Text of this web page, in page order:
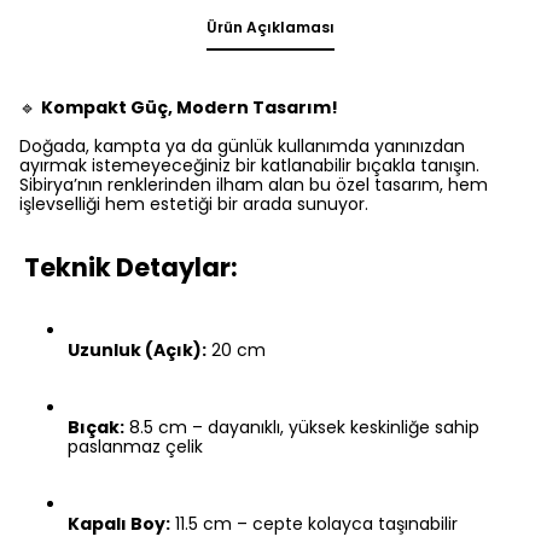
Ürün Açıklaması
🔹 Kompakt Güç, Modern Tasarım!
Doğada, kampta ya da günlük kullanımda yanınızdan
ayırmak istemeyeceğiniz bir katlanabilir bıçakla tanışın.
Sibirya’nın renklerinden ilham alan bu özel tasarım, hem
işlevselliği hem estetiği bir arada sunuyor.
Teknik Detaylar:
Uzunluk (Açık): 20 cm
Bıçak: 8.5 cm – dayanıklı, yüksek keskinliğe sahip
paslanmaz çelik
Kapalı Boy: 11.5 cm – cepte kolayca taşınabilir